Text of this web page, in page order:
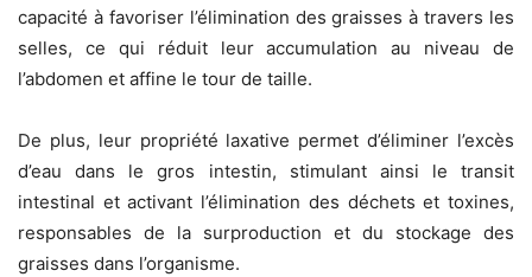
capacité à favoriser l’élimination des graisses à travers les
selles, ce qui réduit leur accumulation au niveau de
l’abdomen et affine le tour de taille.
De plus, leur propriété laxative permet d’éliminer l’excès
d’eau dans le gros intestin, stimulant ainsi le transit
intestinal et activant l’élimination des déchets et toxines,
responsables de la surproduction et du stockage des
graisses dans l’organisme.